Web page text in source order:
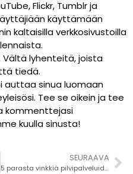
Flickr, Tumblr ja
käyttämään
kaltaisilla verkkosivustoilla
Vältä lyhenteitä, joista
tiedä.
auttaa sinua luomaan
Tee se oikein ja tee
kommenttejasi
kuulla sinusta!
SEURAAVA
5 parasta vinkkiä pilvipalveluiden tietoturvaan